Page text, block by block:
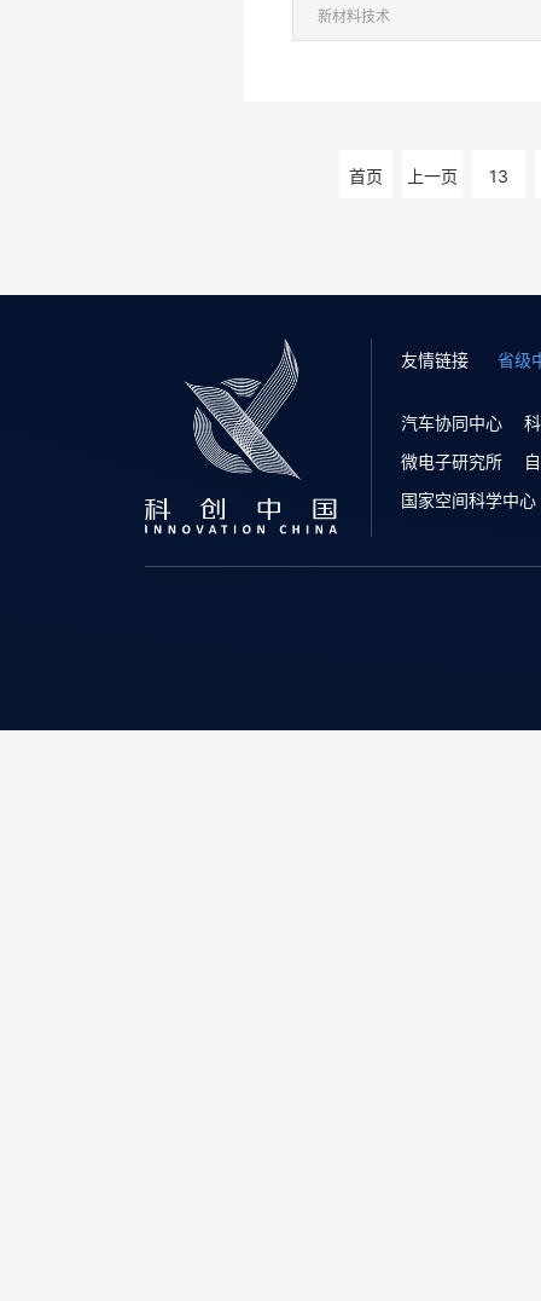
新材料技术
首页 上一页 13
友情链接 省级
汽车协同中心
微电子研究所
国家空间科学中心